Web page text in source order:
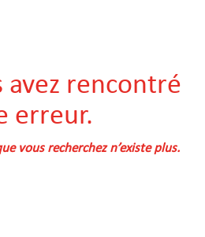
avez rencontré
erreur.
vous recherchez n’existe plus.